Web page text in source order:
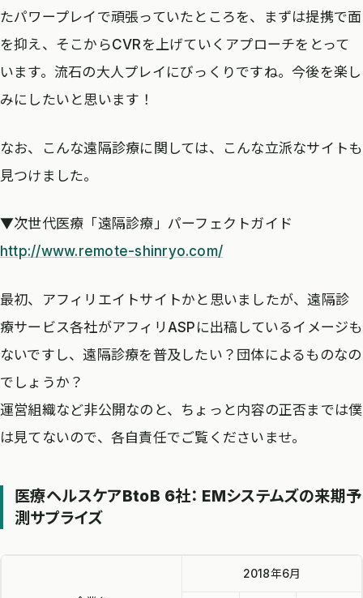
たパワープレイで頑張っていたところを、まずは提携で面
を抑え、そこからCVRを上げていくアプローチをとって
います。流石の大人プレイにびっくりですね。今後を楽し
みにしたいと思います！
なお、こんな遠隔診療に関しては、こんな立派なサイトも
見つけました。
▼次世代医療「遠隔診療」パーフェクトガイド
http://www.remote-shinryo.com/
最初、アフィリエイトサイトかと思いましたが、遠隔診
療サービス各社がアフィリASPに出稿しているイメージも
ないですし、遠隔診療を普及したい？団体によるものなの
でしょうか？
運営組織など非公開なのと、ちょっと内容の正否までは僕
は見てないので、各自責任でご覧くださいませ。
医療ヘルスケアBtoB 6社： EMシステムズの来期予
測サプライズ
2018年6月